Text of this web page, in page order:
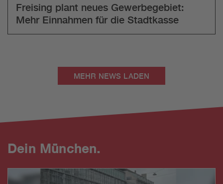
Freising plant neues Gewerbegebiet:
Mehr Einnahmen für die Stadtkasse
MEHR NEWS LADEN
Dein München.